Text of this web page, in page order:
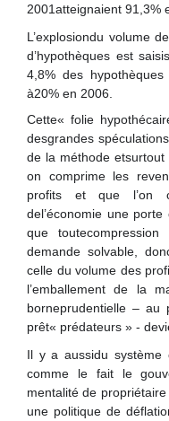
2001atteignaient 91,3%
L’explosiondu volume
d’hypothèques est
4,8% des
à20% en 2006.
Cette« folie
desgrandes
de la méthode
on comprime les
profits et que l’on
del’économie une
que
demande solvable,
celle du volume des
l’emballement de la
borneprudentielle –
prêt« prédateurs » -
Il y a aussidu système
comme le fait le
mentalité de
une politique de